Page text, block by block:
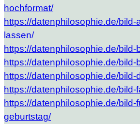
hochformat/
https://datenphilosophie.de/
lassen/
https://datenphilosophie.de/bild-
https://datenphilosophie.de/bild-
https://datenphilosophie.de/bild-
https://datenphilosophie.de/bild-
https://datenphilosophie.de/bild-
geburtstag/